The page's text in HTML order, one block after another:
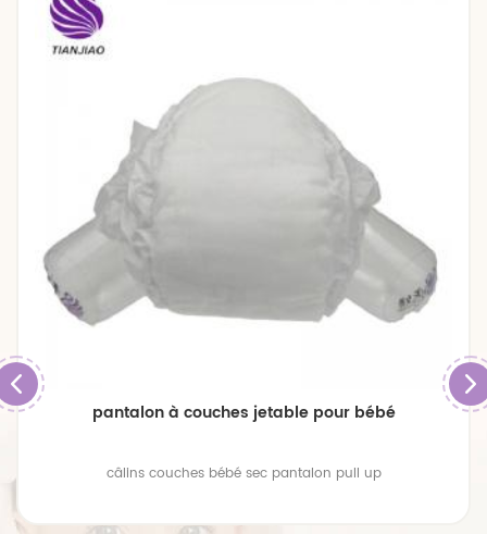
pantalon à couches jetable pour bébé
câlins couches bébé sec pantalon pull up